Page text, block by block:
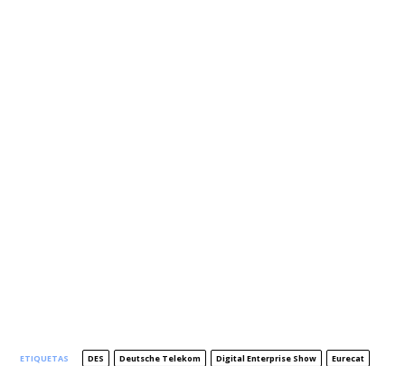
ETIQUETAS DES Deutsche Telekom Digital Enterprise Show
Eurecat